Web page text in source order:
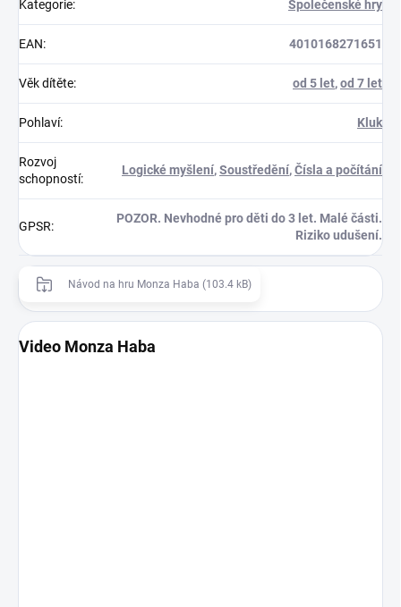
Kategorie: Společenské hry
EAN: 4010168271651
Věk dítěte: od 5 let,od 7 let
Pohlaví: Kluk
Rozvoj
schopností:
Logické myšlení,Soustředění,Čísla a počítání
GPSR:
POZOR. Nevhodné pro děti do 3 let. Malé části.
Riziko udušení.
Návod na hru Monza Haba (103.4 kB)
Video Monza Haba